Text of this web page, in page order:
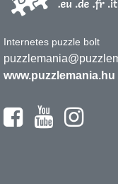
Internetes puzzle bolt
www.puzzlemania.hu